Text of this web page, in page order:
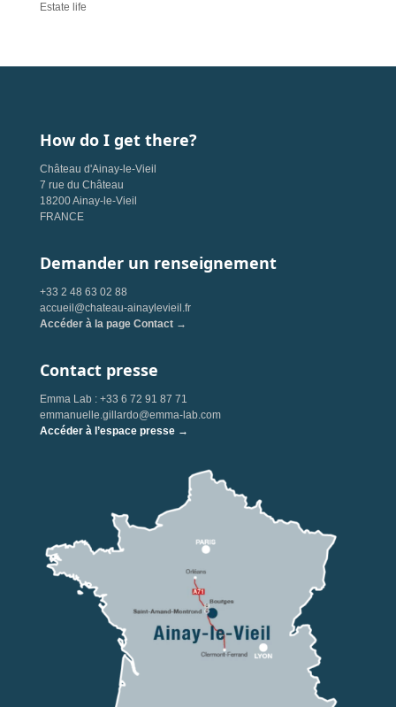
Estate life
How do I get there?
Château d'Ainay-le-Vieil
7 rue du Château
18200 Ainay-le-Vieil
FRANCE
Demander un renseignement
+33 2 48 63 02 88
accueil@chateau-ainaylevieil.fr
Accéder à la page Contact →
Contact presse
Emma Lab : +33 6 72 91 87 71
emmanuelle.gillardo@emma-lab.com
Accéder à l’espace presse →